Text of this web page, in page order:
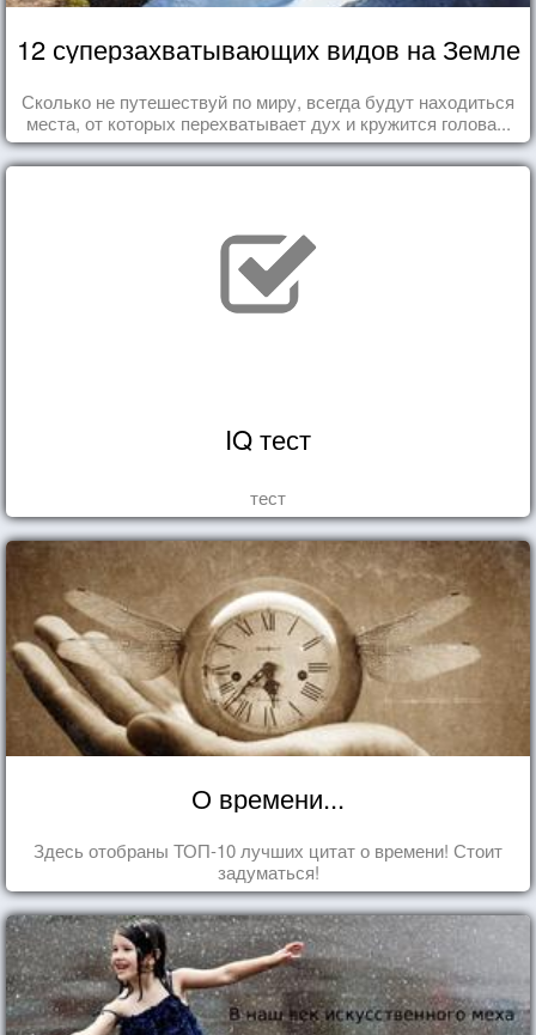
12 суперзахватывающих видов на Земле
Сколько не путешествуй по миру, всегда будут находиться
места, от которых перехватывает дух и кружится голова...
IQ тест
тест
О времени...
Здесь отобраны ТОП-10 лучших цитат о времени! Стоит
задуматься!